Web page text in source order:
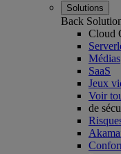
Solutions
Back
Cloud
Médias
SaaS
Jeux
Voir
de